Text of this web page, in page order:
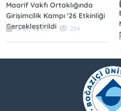
Maarif Vakfı Ortaklığında
Girişimcilik Kampı '26 Etkinliği
Gerçekleştirildi
12-06-2026 254